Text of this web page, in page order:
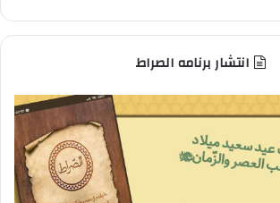
انتشار برنامه الصراط